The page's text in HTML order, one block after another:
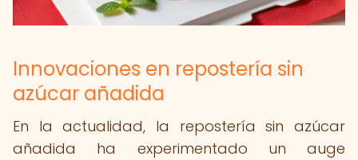
Innovaciones en repostería sin
azúcar añadida
En la actualidad, la repostería sin azúcar
añadida ha experimentado un auge